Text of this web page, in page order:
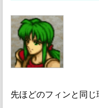
先ほどのフィンと同じ